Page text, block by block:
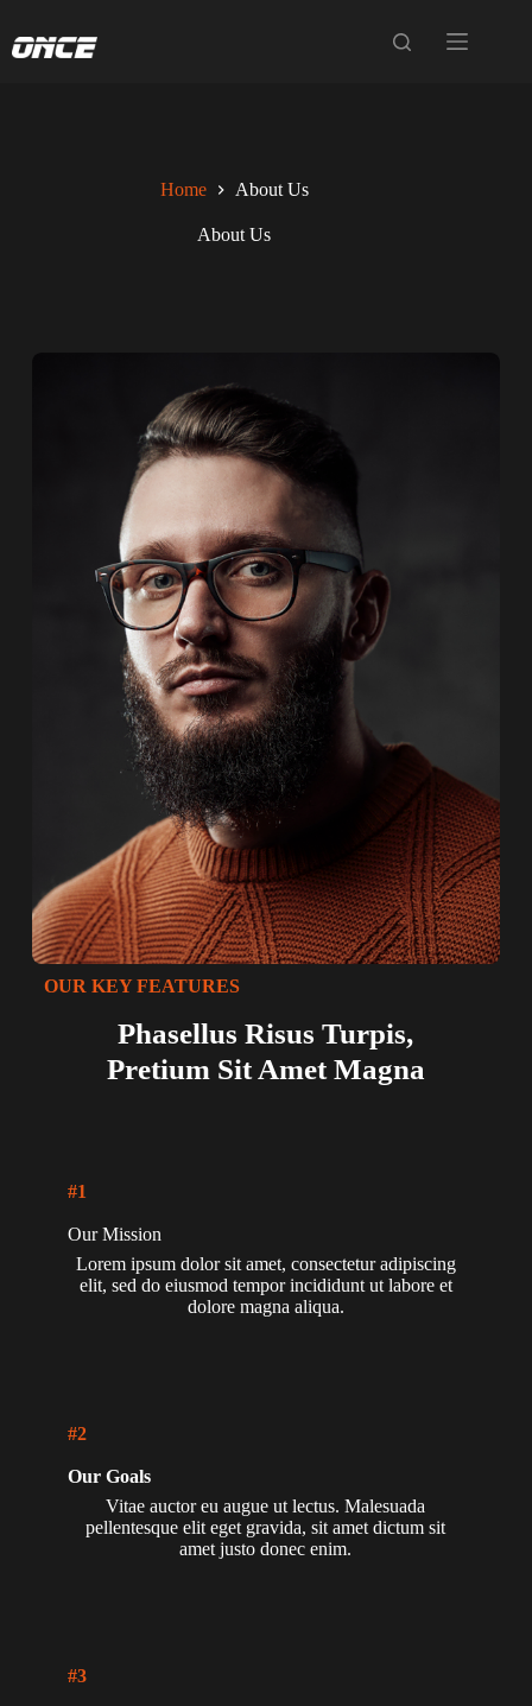
Home About Us
About Us
OUR KEY FEATURES
Phasellus Risus Turpis,
Pretium Sit Amet Magna
#1
Our Mission
Lorem ipsum dolor sit amet, consectetur adipiscing
elit, sed do eiusmod tempor incididunt ut labore et
dolore magna aliqua.
#2
Our Goals
Vitae auctor eu augue ut lectus. Malesuada
pellentesque elit eget gravida, sit amet dictum sit
amet justo donec enim.
#3